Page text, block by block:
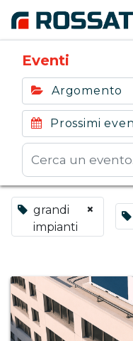
Eventi
Argomento
Prossimi
grandi
impianti
×